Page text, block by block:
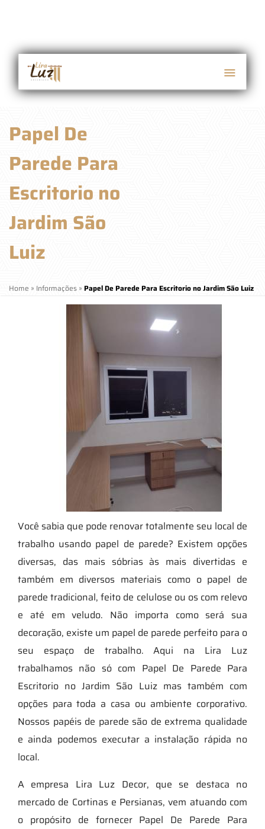
Papel De
Parede Para
Escritorio no
Jardim São
Luiz
Home » Informações » Papel De Parede Para Escritorio no Jardim São Luiz
Você sabia que pode renovar totalmente seu local de
trabalho usando papel de parede? Existem opções
diversas, das mais sóbrias às mais divertidas e
também em diversos materiais como o papel de
parede tradicional, feito de celulose ou os com relevo
e até em veludo. Não importa como será sua
decoração, existe um papel de parede perfeito para o
seu espaço de trabalho. Aqui na Lira Luz
trabalhamos não só com Papel De Parede Para
Escritorio no Jardim São Luiz mas também com
opções para toda a casa ou ambiente corporativo.
Nossos papéis de parede são de extrema qualidade
e ainda podemos executar a instalação rápida no
local.
A empresa Lira Luz Decor, que se destaca no
mercado de Cortinas e Persianas, vem atuando com
o propósito de fornecer Papel De Parede Para